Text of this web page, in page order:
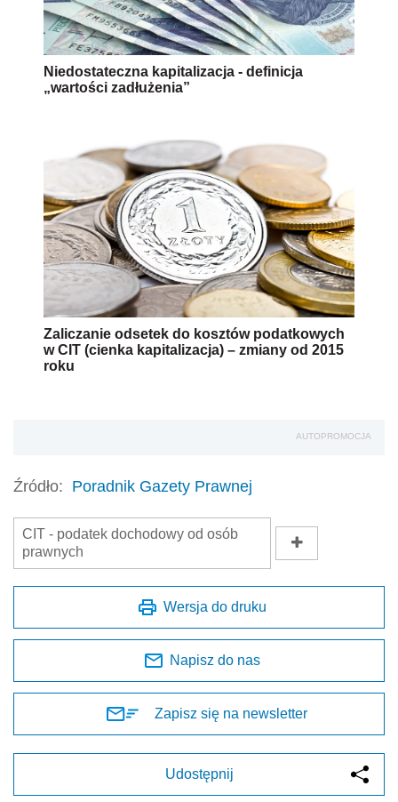
Niedostateczna kapitalizacja - definicja
„wartości zadłużenia”
Zaliczanie odsetek do kosztów podatkowych
w CIT (cienka kapitalizacja) – zmiany od 2015
roku
AUTOPROMOCJA
Źródło: Poradnik Gazety Prawnej
CIT - podatek dochodowy od osób
prawnych
Wersja do druku
Napisz do nas
Zapisz się na newsletter
Udostępnij